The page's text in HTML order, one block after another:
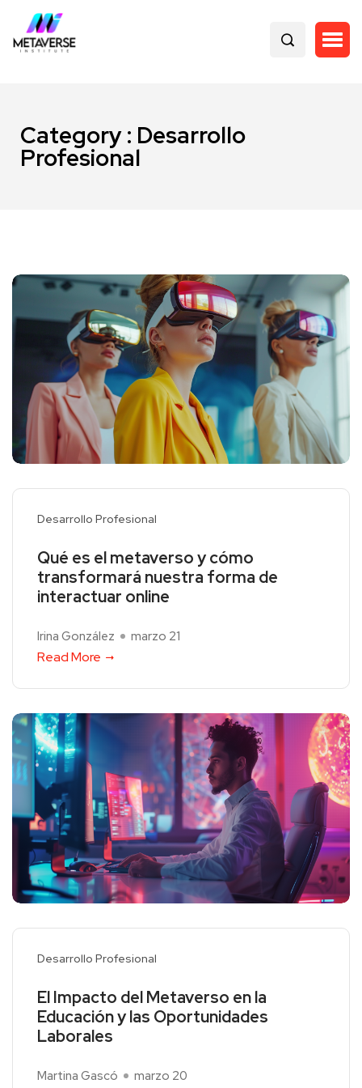
Category : Desarrollo
Profesional
Desarrollo Profesional
Qué es el metaverso y cómo
transformará nuestra forma de
interactuar online
Irina González marzo 21
Read More
Desarrollo Profesional
El Impacto del Metaverso en la
Educación y las Oportunidades
Laborales
Martina Gascó marzo 20